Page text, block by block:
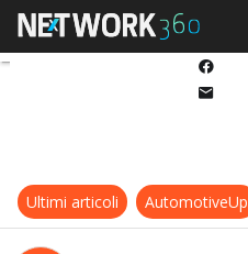
Ultimi articoli AutomotiveUp